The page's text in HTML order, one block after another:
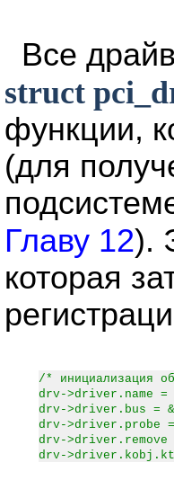
Все
struct
функции,
(для
Главу 12).
которая
/* инициализация
drv->driver.name =
drv->driver.bus =
drv->driver.probe
drv->driver.remove
drv-